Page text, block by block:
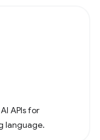
APIs for
language.